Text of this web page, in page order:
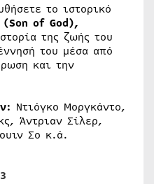
τo ιστορικό
(Son of God),
της ζωής του
του μέσα από
και την
Ντιόγκο Μοργκάντο,
Άντριαν Σίλερ,
Σο κ.ά.